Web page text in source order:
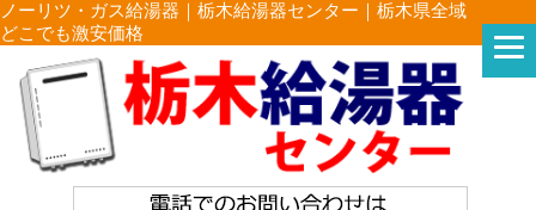
ノーリツ・ガス給湯器｜栃木給湯器センター｜栃木県全域
どこでも激安価格